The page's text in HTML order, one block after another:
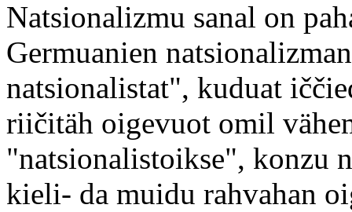
Natsionalizmu sanal on
Germuanien
natsionalistat", kuduat
riičitäh oigevuot omil
"natsionalistoikse", konzu
kieli- da muidu rahvahan